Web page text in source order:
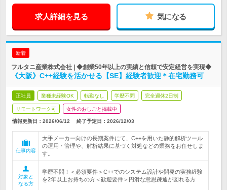
求人詳細を見る 気になる
新着
フルタニ産業株式会社 | ◆創業50年以上の実績と信頼で安定経営を実現◆
《大阪》C++経験を活かせる【SE】経験者歓迎＊在宅勤務可
正社員 業種未経験OK 転勤なし 学歴不問 完全週休2日制
リモートワーク可 女性のおしごと掲載中
情報更新日：2026/06/12 終了予定日： 2026/12/03
仕事内容
大手メーカー向けの長期案件にて、C++を用いた静的解析ツール
の運用・管理や、解析結果に基づく対処などの業務をお任せしま
す。
対象と
なる方
学歴不問！＜必須要件＞C++でのシステム設計や開発の実務経験
を2年以上お持ちの方＜歓迎要件＞円滑な意思疎通が図れる方